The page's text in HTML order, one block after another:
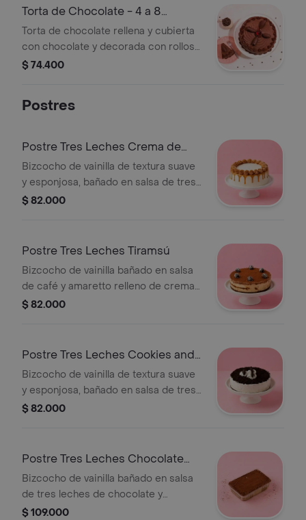
Torta de Chocolate - 4 a 8
porciones
Torta de chocolate rellena y cubierta
con chocolate y decorada con rollos
de chocolate. (La imagen de
$ 74.400
Postres
Postre Tres Leches Crema de
Whisky
Bizcocho de vainilla de textura suave
y esponjosa, bañado en salsa de tres
leches saborizada con crema de
dulzura y sabor. (La imagen de
60 gr aprox.)
$ 82.000
Postre Tres Leches Tiramsú
Bizcocho de vainilla bañado en salsa
de café y amaretto relleno de crema
a base de queso. (La imagen de
$ 82.000
Postre Tres Leches Cookies and
Cream
Bizcocho de vainilla de textura suave
y esponjosa, bañado en salsa de tres
leches. Con relleno y cobertura de
crocancia en cada bocado. (La
mediano: 10 a 16 porciones de 60 gr
aprox)
$ 82.000
Postre Tres Leches Chocolate
Rectangular
Bizcocho de vainilla bañado en salsa
de tres leches de chocolate y
cubierta con crema. Una deliciosa
$ 109.000